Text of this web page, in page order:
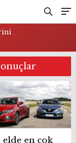
en çok